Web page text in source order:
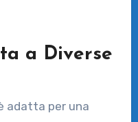
a Diverse
adatta per una